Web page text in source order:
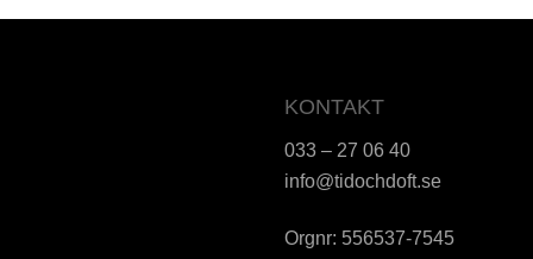
KONTAKT
033 – 27 06 40
info@tidochdoft.se
Orgnr: 556537-7545